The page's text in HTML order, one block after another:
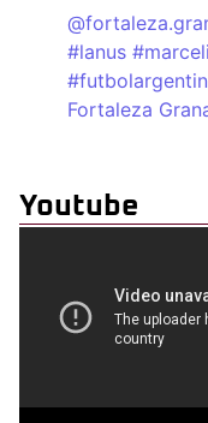
#lanus
Fortaleza
Youtube